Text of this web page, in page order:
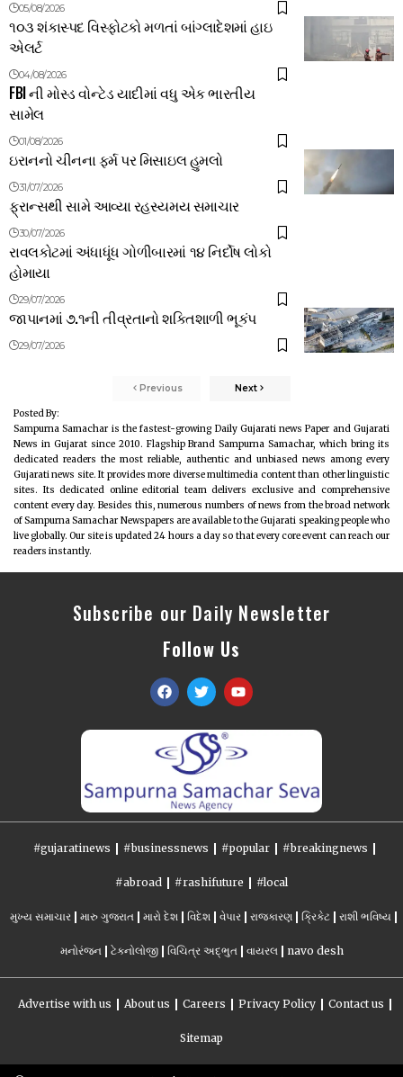
05/08/2026
૧૦૩ શંકાસ્પદ વિસ્ફોટકો મળતાં બાંગ્લાદેશમાં હાઇ
એલર્ટ
04/08/2026
FBI ની મોસ્ડ વોન્ટેડ યાદીમાં વધુ એક ભારતીય
સામેલ
01/08/2026
ઇરાનનો ચીનના ફર્મ પર મિસાઇલ હુમલો
31/07/2026
ફ્રાન્સથી સામે આવ્યા રહસ્યમય સમાચાર
30/07/2026
રાવલકોટમાં અંધાધૂંધ ગોળીબારમાં ૧૪ નિર્દોષ લોકો
હોમાયા
29/07/2026
જાપાનમાં ૭.૧ની તીવ્રતાનો શક્તિશાળી ભૂકંપ
29/07/2026
Previous Next
Posted By:
Sampurna Samachar is the fastest-growing Daily Gujarati news Paper and Gujarati
News in Gujarat since 2010. Flagship Brand Sampurna Samachar, which bring its
dedicated readers the most reliable, authentic and unbiased news among every
Gujarati news site. It provides more diverse multimedia content than other linguistic
sites. Its dedicated online editorial team delivers exclusive and comprehensive
content every day. Besides this, numerous numbers of news from the broad network
of Sampurna Samachar Newspapers are available to the Gujarati speaking people who
live globally. Our site is updated 24 hours a day so that every core event can reach our
readers instantly.
Subscribe our Daily Newsletter
Follow Us
#gujaratinews #businessnews #popular #breakingnews
#abroad #rashifuture #local
મુખ્ય સમાચાર મારુ ગુજરાત મારો દેશ વિદેશ વેપાર રાજકારણ ક્રિકેટ રાશી ભવિષ્ય
મનોરંજન ટેકનોલોજી વિચિત્ર અદ્ભુત વાયરલ navo desh
Advertise with us About us Careers Privacy Policy Contact us
Sitemap